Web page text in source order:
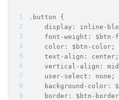
.button {
display: inline-
font-weight: $btn-
    color: $btn-color;
    text-align: center;
vertical-align:
    user-select: none;
background-color:
border: $btn-